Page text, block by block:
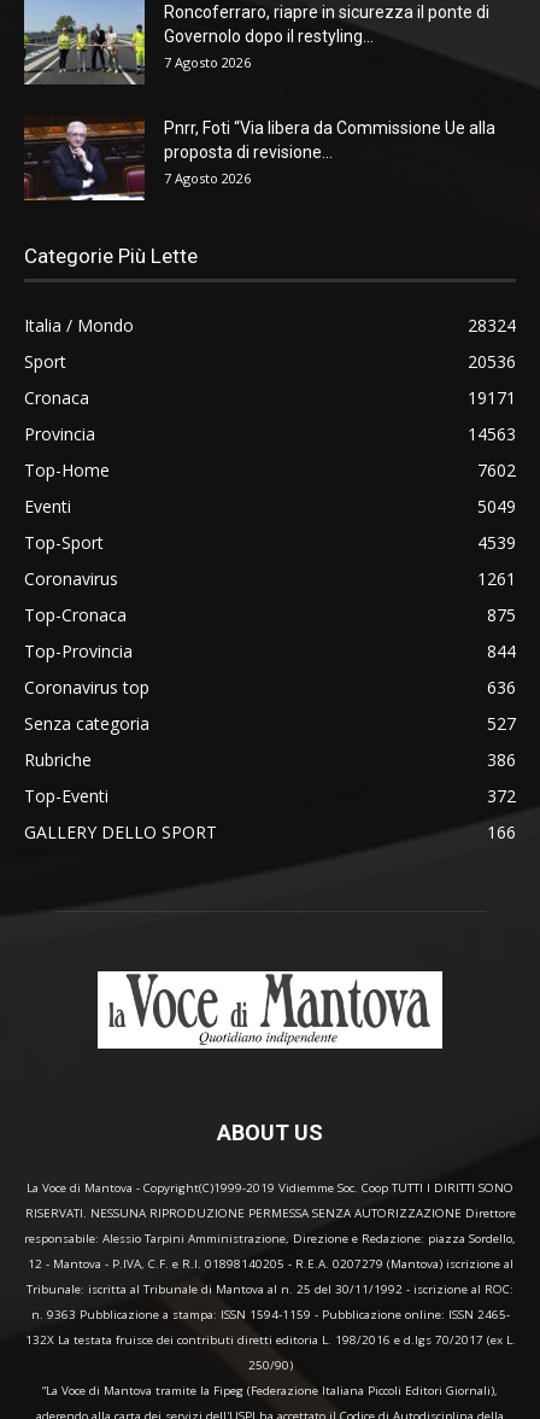
Roncoferraro, riapre in sicurezza il ponte di
Governolo dopo il restyling...
7 Agosto 2026
Pnrr, Foti “Via libera da Commissione Ue alla
proposta di revisione...
7 Agosto 2026
Categorie Più Lette
Italia / Mondo
28324
Sport
20536
Cronaca
19171
Provincia
14563
Top-Home
7602
Eventi
5049
Top-Sport
4539
Coronavirus
1261
Top-Cronaca
875
Top-Provincia
844
Coronavirus top
636
Senza categoria
527
Rubriche
386
Top-Eventi
372
GALLERY DELLO SPORT
166
ABOUT US
La Voce di Mantova - Copyright(C)1999-2019 Vidiemme Soc. Coop TUTTI I DIRITTI SONO
RISERVATI. NESSUNA RIPRODUZIONE PERMESSA SENZA AUTORIZZAZIONE Direttore
responsabile: Alessio Tarpini Amministrazione, Direzione e Redazione: piazza Sordello,
12 - Mantova - P.IVA, C.F. e R.I. 01898140205 - R.E.A. 0207279 (Mantova) iscrizione al
Tribunale: iscritta al Tribunale di Mantova al n. 25 del 30/11/1992 - iscrizione al ROC:
n. 9363 Pubblicazione a stampa: ISSN 1594-1159 - Pubblicazione online: ISSN 2465-
132X La testata fruisce dei contributi diretti editoria L. 198/2016 e d.lgs 70/2017 (ex L.
250/90)
“La Voce di Mantova tramite la Fipeg (Federazione Italiana Piccoli Editori Giornali),
aderendo alla carta dei servizi dell'USPI ha accettato il Codice di Autodisciplina della